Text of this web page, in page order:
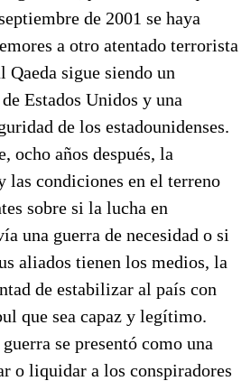
de 2001 se haya
a otro atentado terrorista
Qaeda sigue siendo un
Estados Unidos y una
de los estadounidenses.
ocho años después, la
las condiciones en el terreno
sobre si la lucha en
una guerra de necesidad o si
aliados tienen los medios, la
de estabilizar al país con
que sea capaz y legítimo.
se presentó como una
o liquidar a los conspiradores